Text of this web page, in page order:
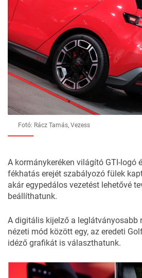
Fotó: Rácz Tamás, Vezess
A kormánykeréken világító GTI-logó
fékhatás erejét szabályozó fülek
akár egypedálos vezetést lehetővé
beállíthatunk.
A digitális kijelző a leglátványosabb
nézeti mód között egy, az eredeti
idéző grafikát is választhatunk.